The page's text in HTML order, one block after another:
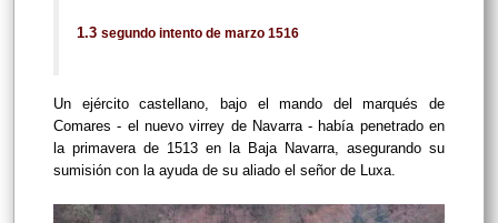
1.3 segundo intento de marzo 1516
Un ejército castellano, bajo el mando del marqués de
Comares - el nuevo virrey de Navarra - había penetrado en
la primavera de 1513 en la Baja Navarra, asegurando su
sumisión con la ayuda de su aliado el señor de Luxa.